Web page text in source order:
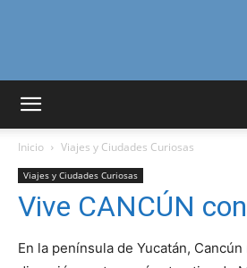
Inicio Viajes y Ciudades Curiosas
Viajes y Ciudades Curiosas
Vive CANCÚN
En la península de Yucatán,